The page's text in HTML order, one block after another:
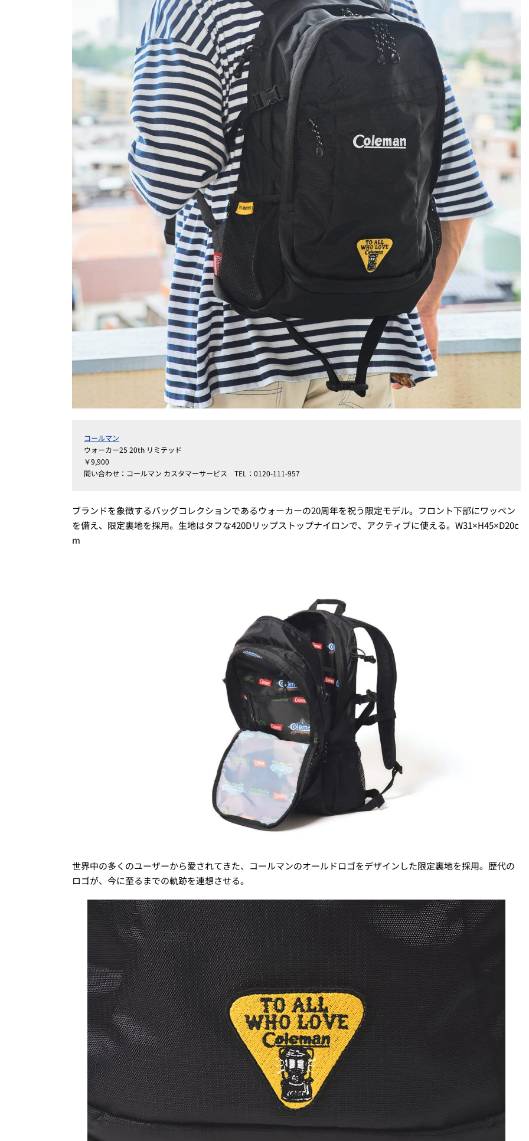
コールマン
ウォーカー25 20th リミテッド
￥9,900
問い合わせ：コールマン カスタマーサービス TEL：0120-111-957
ブランドを象徴するバッグコレクションであるウォーカーの20周年を祝う限定モデル。フロント下部にワッペン
を備え、限定裏地を採用。生地はタフな420Dリップストップナイロンで、アクティブに使える。W31×H45×D20c
m
世界中の多くのユーザーから愛されてきた、コールマンのオールドロゴをデザインした限定裏地を採用。歴代の
ロゴが、今に至るまでの軌跡を連想させる。